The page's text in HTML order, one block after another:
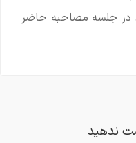
در جلسه مصاحبه حاضر
ندهید